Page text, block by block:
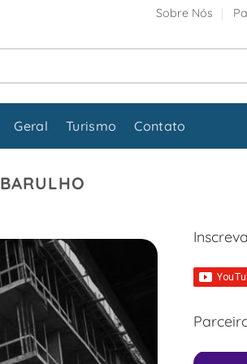
Sobre Nós
Geral Turismo Contato
BARULHO